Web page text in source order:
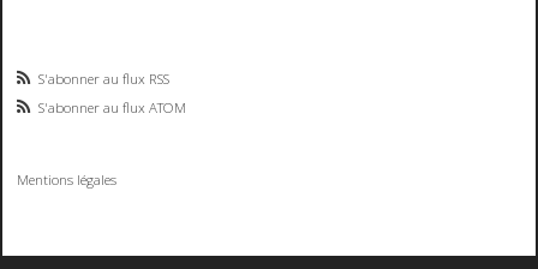
S'abonner au flux RSS
S'abonner au flux ATOM
Mentions légales